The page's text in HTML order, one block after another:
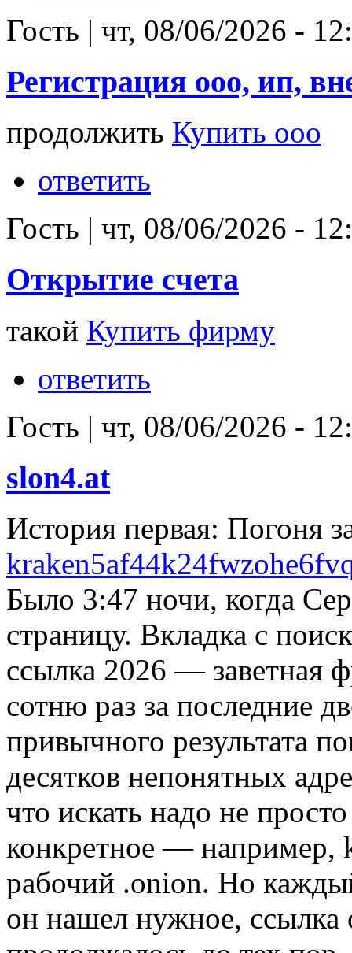
Гость | чт, 08/06/2026 -
Регистрация ооо, ип,
продолжить Купить ооо
ответить
Гость | чт, 08/06/2026 -
Открытие счета
такой Купить фирму
ответить
Гость | чт, 08/06/2026 -
slon4.at
История первая: Погоня
Было 3:47 ночи, когда
страницу. Вкладка с
ссылка 2026 — заветная
сотню раз за последние
привычного результата
десятков непонятных
что искать надо не
конкретное — например,
рабочий .onion. Но
он нашел нужное, ссылка